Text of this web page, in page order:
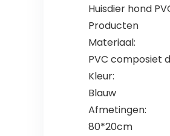
Huisdier hond
Producten
Materiaal:
PVC composiet
Kleur:
Blauw
Afmetingen:
80*20cm